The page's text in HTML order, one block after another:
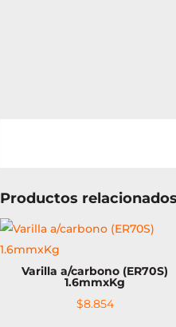
Productos relacionados
Varilla a/carbono (ER70S)
1.6mmxKg
$8.854